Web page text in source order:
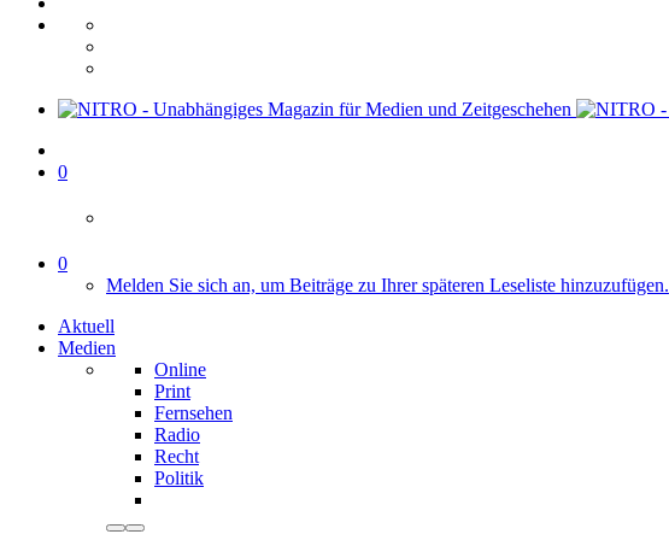
0
0
Melden Sie sich an, um Beiträge zu Ihrer späteren Leseliste hinzuzufügen.
Aktuell
Medien
Online
Print
Fernsehen
Radio
Recht
Politik